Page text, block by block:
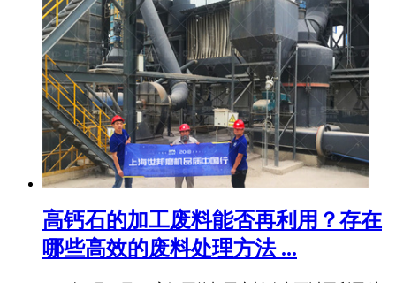
高钙石的加工废料能否再利用？存在
哪些高效的废料处理方法 ...